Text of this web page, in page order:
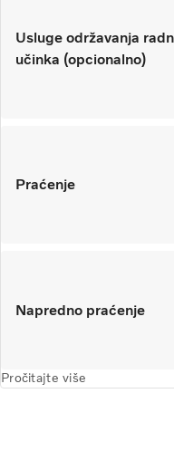
Usluge održavanja
učinka (opcionalno)
Praćenje
Napredno praćenje
Pročitajte više